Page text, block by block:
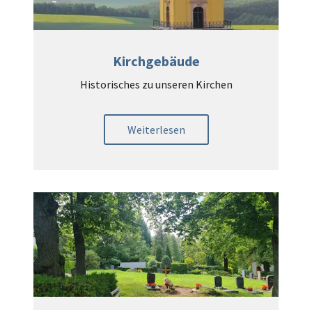
Kirchgebäude
Historisches zu unseren Kirchen
Weiterlesen